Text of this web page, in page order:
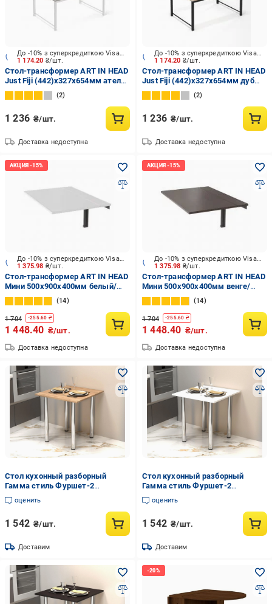
1 174.20 ₴/шт.
До -10% з суперкредиткою Visa Вигода
Стол-трансформер ART IN HEAD
Just Fiji (442)x327x654мм ателье
светлый/белый
2
1 236 ₴/шт.
Доставка недоступна
1 174.20 ₴/шт.
До -10% з суперкредиткою Visa Вигода
Стол-трансформер ART IN HEAD
Just Fiji (442)x327x654мм дуб
сонома/черный
2
1 236 ₴/шт.
Доставка недоступна
1 375.98 ₴/шт.
До -10% з суперкредиткою Visa Вигода
Стол-трансформер ART IN HEAD
Мини 500x900x400мм белый/
черный
14
1 704 -255.60 ₴
1 448.40 ₴/шт.
Доставка недоступна
1 375.98 ₴/шт.
До -10% з суперкредиткою Visa Вигода
Стол-трансформер ART IN HEAD
Мини 500x900x400мм венге/
черный
14
1 704 -255.60 ₴
1 448.40 ₴/шт.
Доставка недоступна
Стол кухонный разборный
Гамма стиль Фуршет-2
680x680x730 мм Дуб Сонома
оценить
1 542 ₴/шт.
Доставим
Стол кухонный разборный
Гамма стиль Фуршет-2
680x680x730 мм Белый
оценить
1 542 ₴/шт.
Доставим